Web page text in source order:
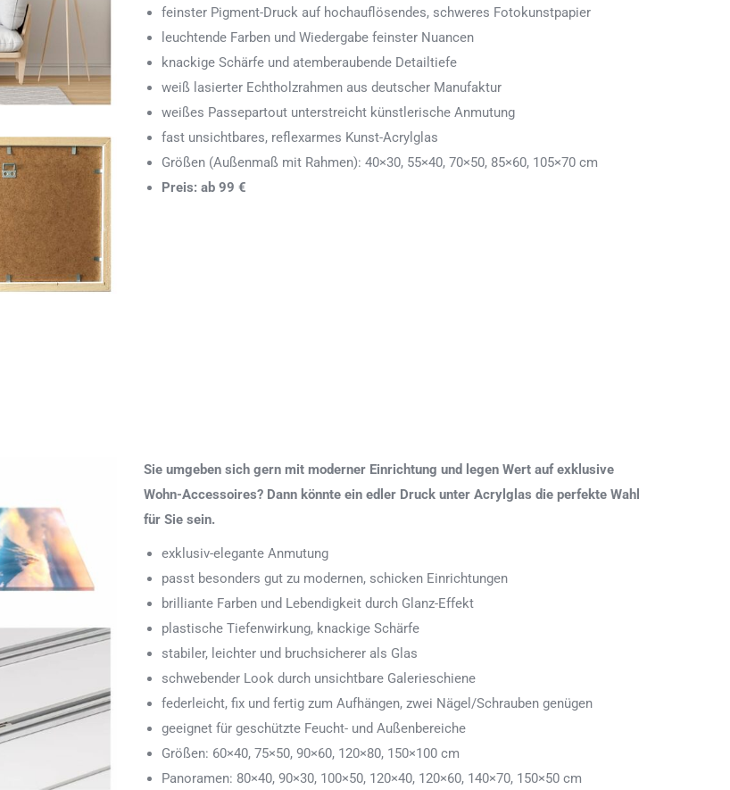
feinster Pigment-Druck auf hochauflösendes, schweres Fotokunstpapier
leuchtende Farben und Wiedergabe feinster Nuancen
knackige Schärfe und atemberaubende Detailtiefe
weiß lasierter Echtholzrahmen aus deutscher Manufaktur
weißes Passepartout unterstreicht künstlerische Anmutung
fast unsichtbares, reflexarmes Kunst-Acrylglas
Größen (Außenmaß mit Rahmen): 40×30, 55×40, 70×50, 85×60, 105×70 cm
Preis: ab 99 €
Sie umgeben sich gern mit moderner Einrichtung und legen Wert auf exklusive
Wohn-Accessoires? Dann könnte ein edler Druck unter Acrylglas die perfekte Wahl
für Sie sein.
exklusiv-elegante Anmutung
passt besonders gut zu modernen, schicken Einrichtungen
brilliante Farben und Lebendigkeit durch Glanz-Effekt
plastische Tiefenwirkung, knackige Schärfe
stabiler, leichter und bruchsicherer als Glas
schwebender Look durch unsichtbare Galerieschiene
federleicht, fix und fertig zum Aufhängen, zwei Nägel/Schrauben genügen
geeignet für geschützte Feucht- und Außenbereiche
Größen: 60×40, 75×50, 90×60, 120×80, 150×100 cm
Panoramen: 80×40, 90×30, 100×50, 120×40, 120×60, 140×70, 150×50 cm